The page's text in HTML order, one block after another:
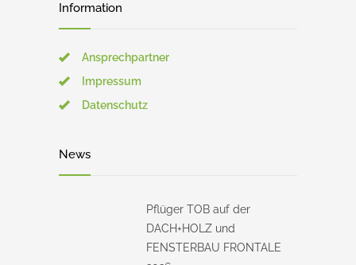
Information
Ansprechpartner
Impressum
Datenschutz
News
Pflüger TOB auf der
DACH+HOLZ und
FENSTERBAU FRONTALE